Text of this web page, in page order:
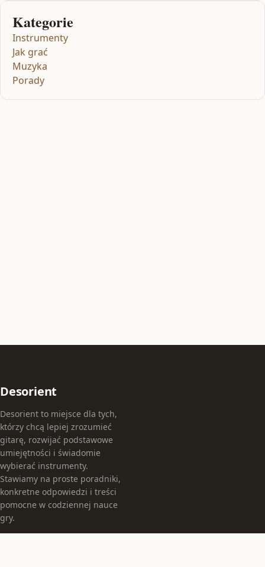
Kategorie
Instrumenty
Jak grać
Muzyka
Porady
Desorient
Desorient to miejsce dla tych,
którzy chcą lepiej zrozumieć
gitarę, rozwijać podstawowe
umiejętności i świadomie
wybierać instrumenty.
Stawiamy na proste poradniki,
konkretne odpowiedzi i treści
pomocne w codziennej nauce
gry.